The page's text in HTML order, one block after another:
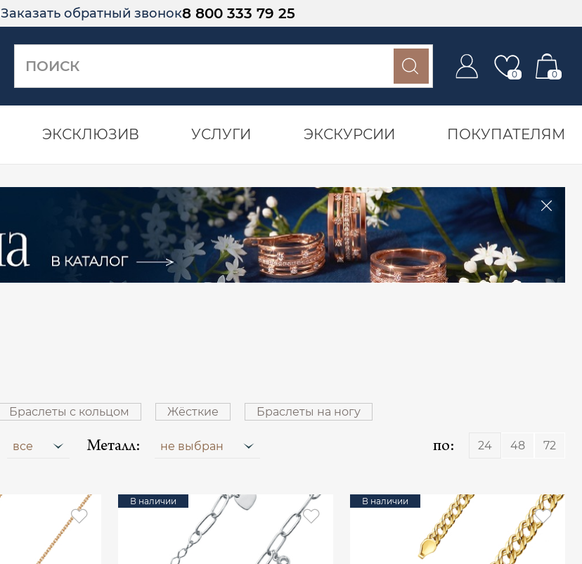
Заказать обратный звонок8 800 333 79 25
0 0
ЭКСКЛЮЗИВ УСЛУГИ ЭКСКУРСИИ ПОКУПАТЕЛЯМ
Браслеты с кольцом Жёсткие Браслеты на ногу
все Металл: не выбран по: 24 48 72
В наличии В наличии